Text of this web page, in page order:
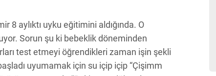
8 aylıktı uyku eğitimini aldığında. O
Sorun şu ki bebeklik döneminden
test etmeyi öğrendikleri zaman işin şekli
uyumamak için su içip içip “Çişimm